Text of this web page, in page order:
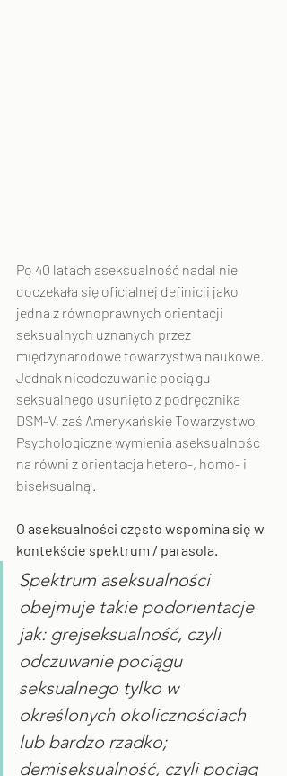
Po 40 latach aseksualność nadal nie
doczekała się oficjalnej definicji jako
jedna z równoprawnych orientacji
seksualnych uznanych przez
międzynarodowe towarzystwa naukowe.
Jednak nieodczuwanie pociągu
seksualnego usunięto z podręcznika
DSM-V, zaś Amerykańskie Towarzystwo
Psychologiczne wymienia aseksualność
na równi z orientacja hetero-, homo- i
biseksualną.
O aseksualności często wspomina się w
kontekście spektrum / parasola.
Spektrum aseksualności
obejmuje takie podorientacje
jak: grejseksualność, czyli
odczuwanie pociągu
seksualnego tylko w
określonych okolicznościach
lub bardzo rzadko;
demiseksualność, czyli pociąg